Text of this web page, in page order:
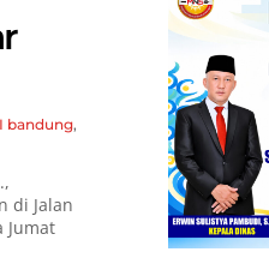
bandung,
di Jalan
Jumat